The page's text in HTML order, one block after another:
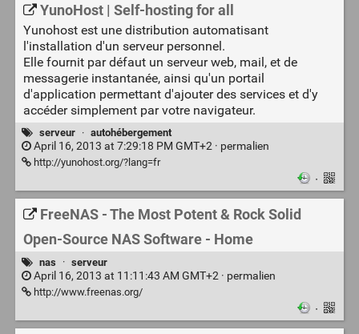
YunoHost | Self-hosting for all
Yunohost est une distribution automatisant
l'installation d'un serveur personnel.
Elle fournit par défaut un serveur web, mail, et de
messagerie instantanée, ainsi qu'un portail
d'application permettant d'ajouter des services et d'y
accéder simplement par votre navigateur.
serveur · autohébergement
April 16, 2013 at 7:29:18 PM GMT+2 · permalien
http://yunohost.org/?lang=fr
·
FreeNAS - The Most Potent & Rock Solid
Open-Source NAS Software - Home
nas · serveur
April 16, 2013 at 11:11:43 AM GMT+2 · permalien
http://www.freenas.org/
·